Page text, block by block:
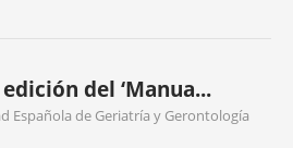
del ‘Manua...
Española de Geriatría y Gerontología